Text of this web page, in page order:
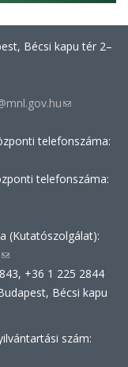
Bécsi kapu tér 2–
(link
e-
telefonszáma:
telefonszáma:
(Kutatószolgálat):
(link
sends
e-
+36 1 225 2844
Bécsi kapu
szám: